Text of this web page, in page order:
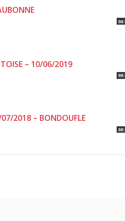
– 10/06/2019
07/2018 – BONDOUFLE